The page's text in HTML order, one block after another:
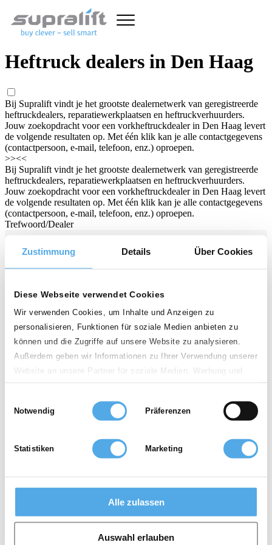
Zustimmung Details Über Cookies
Diese Webseite verwendet Cookies
Wir verwenden Cookies, um Inhalte und Anzeigen zu
personalisieren, Funktionen für soziale Medien anbieten zu
können und die Zugriffe auf unsere Website zu analysieren.
Außerdem geben wir Informationen zu Ihrer Verwendung unserer
Website an unsere Partner für soziale Medien, Werbung und
Analysen weiter. Unsere Partner führen diese Informationen
möglicherweise mit weiteren Daten zusammen, die Sie ihnen
bereitgestellt haben oder die sie im Rahmen Ihrer Nutzung der
Notwendig Präferenzen
Statistiken Marketing
Alle zulassen
Auswahl erlauben
Heftruck dealers in Den Haag
Bij Supralift vindt je het grootste dealernetwerk van geregistreerde
heftruckdealers, reparatiewerkplaatsen en heftruckverhuurders.
Jouw zoekopdracht voor een vorkheftruckdealer in Den Haag levert
de volgende resultaten op. Met één klik kan je alle contactgegevens
(contactpersoon, e-mail, telefoon, enz.) oproepen.
>><<
Bij Supralift vindt je het grootste dealernetwerk van geregistreerde
heftruckdealers, reparatiewerkplaatsen en heftruckverhuurders.
Jouw zoekopdracht voor een vorkheftruckdealer in Den Haag levert
de volgende resultaten op. Met één klik kan je alle contactgegevens
(contactpersoon, e-mail, telefoon, enz.) oproepen.
Trefwoord/Dealer
Land
Postcode
Omtrek
Gebruikte heftrucks Verhuur heftrucks
0 dealers
Als dealerTopseller
News
sitemap